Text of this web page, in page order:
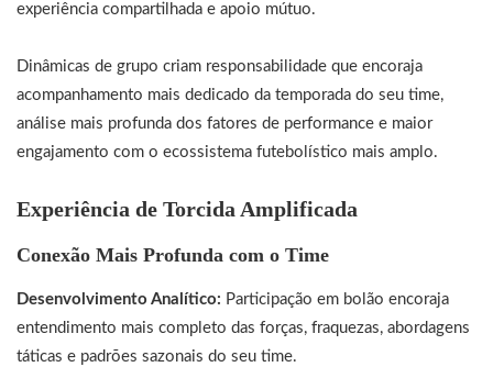
experiência compartilhada e apoio mútuo.
Dinâmicas de grupo criam responsabilidade que encoraja
acompanhamento mais dedicado da temporada do seu time,
análise mais profunda dos fatores de performance e maior
engajamento com o ecossistema futebolístico mais amplo.
Experiência de Torcida Amplificada
Conexão Mais Profunda com o Time
Desenvolvimento Analítico: Participação em bolão encoraja
entendimento mais completo das forças, fraquezas, abordagens
táticas e padrões sazonais do seu time.